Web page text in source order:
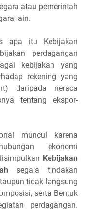
atau pemerintah
lain.
apa itu Kebijakan
perdagangan
kebijakan yang
rekening yang
daripada neraca
tentang ekspor-
muncul karena
ekonomi
Kebijakan
segala tindakan
tidak langsung
serta Bentuk
perdagangan.